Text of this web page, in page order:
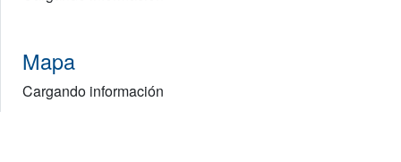
Mapa
Cargando información